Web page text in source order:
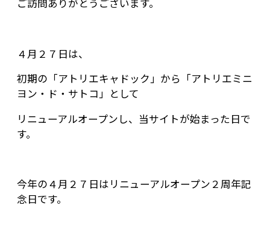
ご訪問ありがとうございます。
４月２７日は、
初期の「アトリエキャドック」から「アトリエミニ
ヨン・ド・サトコ」として
リニューアルオープンし、当サイトが始まった日で
す。
今年の４月２７日はリニューアルオープン２周年記
念日です。